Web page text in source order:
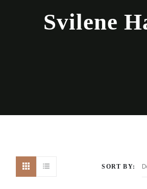
Svilene
SORT BY: